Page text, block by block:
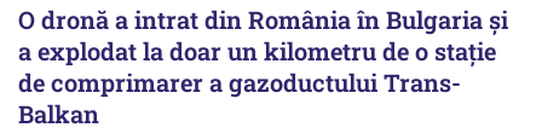
O dronă a intrat din România în Bulgaria şi
a explodat la doar un kilometru de o stație
de comprimarer a gazoductului Trans-
Balkan